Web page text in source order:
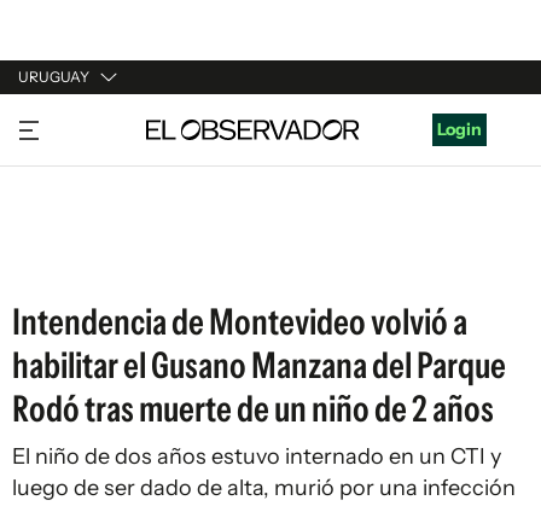
URUGUAY
URUGUAY
ARGENTINA
Login
Intendencia de Montevideo volvió a
habilitar el Gusano Manzana del Parque
Rodó tras muerte de un niño de 2 años
El niño de dos años estuvo internado en un CTI y
luego de ser dado de alta, murió por una infección